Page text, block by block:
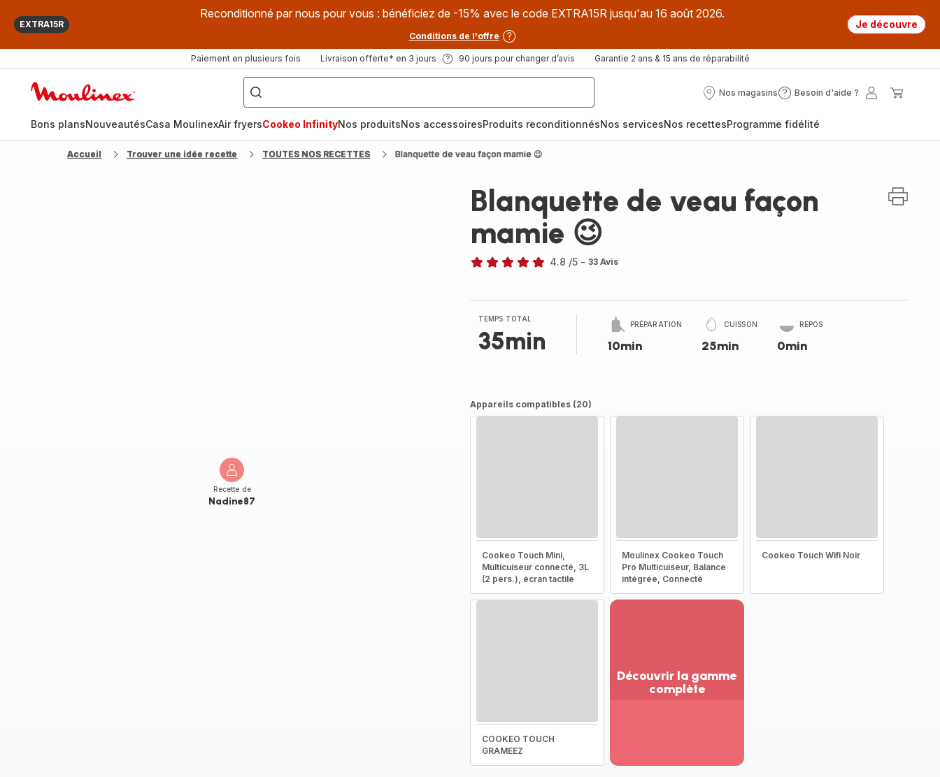
EXTRA15R
Reconditionné par nous pour vous : bénéficiez de -15% avec le code EXTRA15R jusqu'au 16 août 2026.
Conditions de l'offre
Je découvre
Paiement en plusieurs fois Livraison offerte* en 3 jours 90 jours pour changer d’avis Garantie 2 ans & 15 ans de réparabilité
["Que
recherchez-
vous
?",
fryer",
"Companion"]
Nos magasins
Nos
Besoin d'aide ?
Besoin
?
Mon
Bons plansNouveautésCasa MoulinexAir fryersCookeo InfinityNos produitsNos accessoiresProduits reconditionnésNos servicesNos recettesProgramme fidélité
Accueil Trouver une idée recette TOUTES NOS RECETTES Blanquette de veau façon mamie 😉
Recette de
Nadine87
Blanquette de veau façon
mamie 😉
4.8 /5 - 33 Avis
TEMPS TOTAL
35min
PRÉPARATION
10min
CUISSON
25min
REPOS
0min
Appareils compatibles (20)
Cookeo Touch Mini,
Multicuiseur connecté, 3L
(2 pers.), écran tactile
Moulinex Cookeo Touch
Pro Multicuiseur, Balance
intégrée, Connecté
Cookeo Touch Wifi Noir
COOKEO TOUCH
GRAMEEZ
Découvrir la gamme
complète